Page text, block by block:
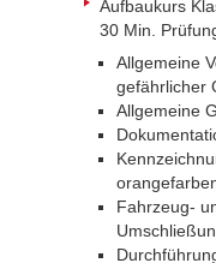
Aufbaukurs
30 Min.
Allgemeine
gefährlicher
Allgemeine
Fahrzeug-